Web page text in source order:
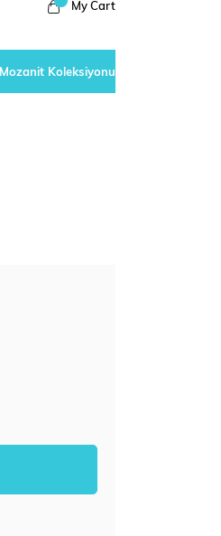
My Cart
Mozanit Koleksiyonu